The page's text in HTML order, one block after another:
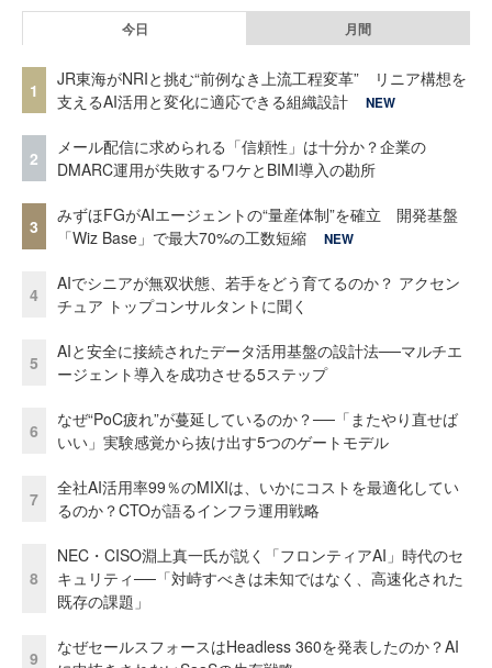
今日 月間
1
JR東海がNRIと挑む“前例なき上流工程変革” リニア構想を
支えるAI活用と変化に適応できる組織設計
NEW
2
メール配信に求められる「信頼性」は十分か？企業の
DMARC運用が失敗するワケとBIMI導入の勘所
3
みずほFGがAIエージェントの“量産体制”を確立 開発基盤
「Wiz Base」で最大70%の工数短縮
NEW
4
AIでシニアが無双状態、若手をどう育てるのか？ アクセン
チュア トップコンサルタントに聞く
5
AIと安全に接続されたデータ活用基盤の設計法──マルチエ
ージェント導入を成功させる5ステップ
6
なぜ“PoC疲れ”が蔓延しているのか？──「またやり直せば
いい」実験感覚から抜け出す5つのゲートモデル
7
全社AI活用率99％のMIXIは、いかにコストを最適化してい
るのか？CTOが語るインフラ運用戦略
8
NEC・CISO淵上真一氏が説く「フロンティアAI」時代のセ
キュリティ──「対峙すべきは未知ではなく、高速化された
既存の課題」
9
なぜセールスフォースはHeadless 360を発表したのか？AI